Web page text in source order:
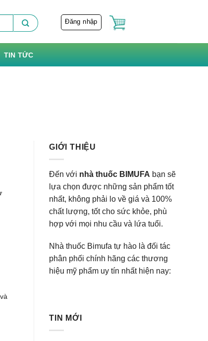
Đăng nhập
TIN TỨC
GIỚI THIỆU
Đến với nhà thuốc BIMUFA bạn sẽ
lựa chọn được những sản phẩm tốt
nhất, không phải lo về giá và 100%
chất lượng, tốt cho sức khỏe, phù
hợp với mọi nhu cầu và lứa tuổi.
Nhà thuốc Bimufa tự hào là đối tác
phân phối chính hãng các thương
hiệu mỹ phẩm uy tín nhất hiện nay:
TIN MỚI